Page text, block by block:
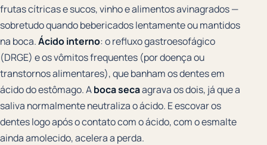
frutas cítricas e sucos, vinho e alimentos avinagrados —
sobretudo quando bebericados lentamente ou mantidos
na boca.Ácido interno: o refluxo gastroesofágico
(DRGE) e os vômitos frequentes (por doença ou
transtornos alimentares), que banham os dentes em
ácido do estômago. Aboca secaagrava os dois, já que a
saliva normalmente neutraliza o ácido. E escovar os
dentes logo após o contato com o ácido, com o esmalte
ainda amolecido, acelera a perda.